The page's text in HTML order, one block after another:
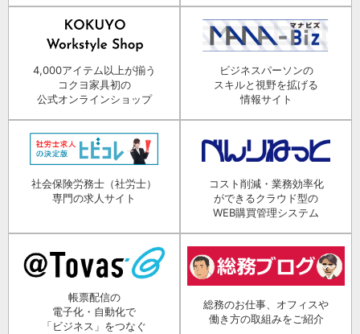
4,000アイテム以上が揃う
コクヨ家具初の
公式オンラインショップ
ビジネスパーソンの
スキルと視野を拡げる
情報サイト
社会保険労務士（社労士）
専門の求人サイト
コスト削減・業務効率化
ができるクラウド型の
WEB購買管理システム
帳票配信の
電子化・自動化で
「ビジネス」をつなぐ
総務のお仕事、オフィスや
働き方の取組みをご紹介